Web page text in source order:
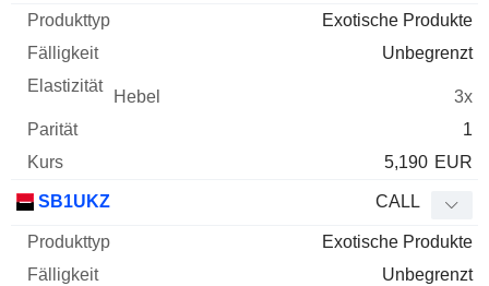
Exotische Produkte
Unbegrenzt
3x
1
5,190 EUR
SB1UKZ CALL
Exotische Produkte
Unbegrenzt